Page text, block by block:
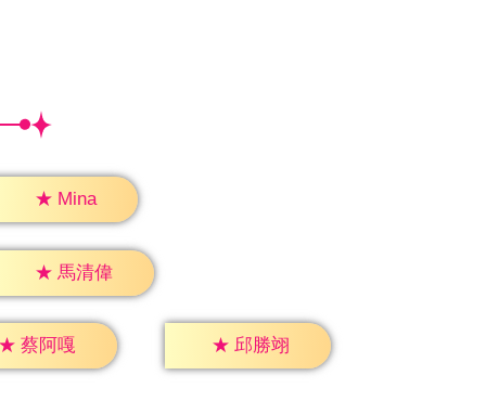
★ Mina
★ 馬清偉
蔡阿嘎 ★ 邱勝翊